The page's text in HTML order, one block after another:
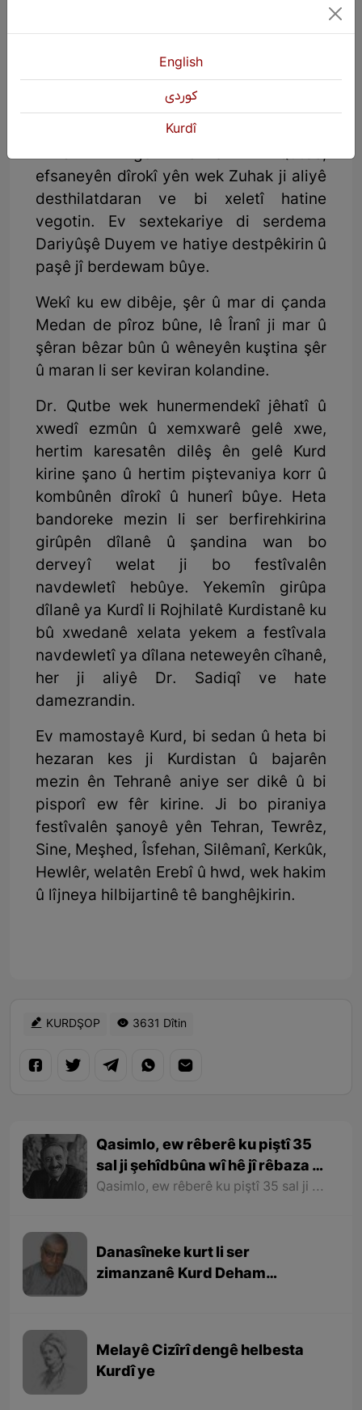
nivîsiye.
Dr. Sadiqî di van salên dawî de êrîşeke
berfireh kiriye ser çewtekariyên dîroka
Medan ku ji aliyê hikûmeta
Hexamenişînî û alîgirên wê ve hatiye
nivîsîn. Li gorî nerîna Dr. Qutbe,
efsaneyên dîrokî yên wek Zuhak ji aliyê
desthilatdaran ve bi xeletî hatine
vegotin. Ev sextekariye di serdema
Dariyûşê Duyem ve hatiye destpêkirin û
paşê jî berdewam bûye.
Wekî ku ew dibêje, şêr û mar di çanda
Medan de pîroz bûne, lê Îranî ji mar û
şêran bêzar bûn û wêneyên kuştina şêr
û maran li ser keviran kolandine.
Dr. Qutbe wek hunermendekî jêhatî û
xwedî ezmûn û xemxwarê gelê xwe,
hertim karesatên dilêş ên gelê Kurd
kirine şano û hertim piştevaniya korr û
kombûnên dîrokî û hunerî bûye. Heta
bandoreke mezin li ser berfirehkirina
girûpên dîlanê û şandina wan bo
derveyî welat ji bo festîvalên
navdewletî hebûye. Yekemîn girûpa
dîlanê ya Kurdî li Rojhilatê Kurdistanê ku
bû xwedanê xelata yekem a festîvala
navdewletî ya dîlana neteweyên cîhanê,
her ji aliyê Dr. Sadiqî ve hate
damezrandin.
Ev mamostayê Kurd, bi sedan û heta bi
hezaran kes ji Kurdistan û bajarên
mezin ên Tehranê aniye ser dikê û bi
pisporî ew fêr kirine. Ji bo piraniya
festîvalên şanoyê yên Tehran, Tewrêz,
Sine, Meşhed, Îsfehan, Silêmanî, Kerkûk,
Hewlêr, welatên Erebî û hwd, wek hakim
û lîjneya hilbijartinê tê banghêjkirin.
KURDŞOP 3631 Dîtin
Qasimlo, ew rêberê ku piştî 35
sal ji şehîdbûna wî hê jî rêbaza wî
her zîndî ye
Qasimlo, ew rêberê ku piştî 35 sal ji şehîdbûna wî hê jî rêbaza wî her zîndî ye
Danasîneke kurt li ser
zimanzanê Kurd Deham
Melayê Cizîrî dengê helbesta
Kurdî ye
English
كوردی
Kurdî